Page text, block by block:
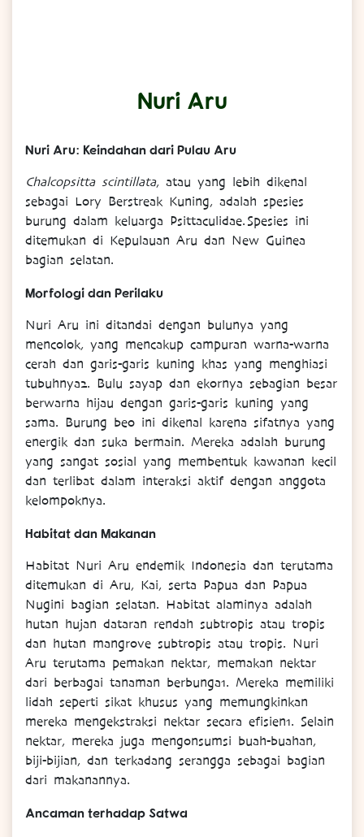
Nuri Aru
Nuri Aru: Keindahan dari Pulau Aru
Chalcopsitta scintillata, atau yang lebih dikenal
sebagai Lory Berstreak Kuning, adalah spesies
burung dalam keluarga Psittaculidae. Spesies ini
ditemukan di Kepulauan Aru dan New Guinea
bagian selatan.
Morfologi dan Perilaku
Nuri Aru ini ditandai dengan bulunya yang
mencolok, yang mencakup campuran warna-warna
cerah dan garis-garis kuning khas yang menghiasi
tubuhnya2. Bulu sayap dan ekornya sebagian besar
berwarna hijau dengan garis-garis kuning yang
sama. Burung beo ini dikenal karena sifatnya yang
energik dan suka bermain. Mereka adalah burung
yang sangat sosial yang membentuk kawanan kecil
dan terlibat dalam interaksi aktif dengan anggota
kelompoknya.
Habitat dan Makanan
Habitat Nuri Aru endemik Indonesia dan terutama
ditemukan di Aru, Kai, serta Papua dan Papua
Nugini bagian selatan. Habitat alaminya adalah
hutan hujan dataran rendah subtropis atau tropis
dan hutan mangrove subtropis atau tropis. Nuri
Aru terutama pemakan nektar, memakan nektar
dari berbagai tanaman berbunga1. Mereka memiliki
lidah seperti sikat khusus yang memungkinkan
mereka mengekstraksi nektar secara efisien1. Selain
nektar, mereka juga mengonsumsi buah-buahan,
biji-bijian, dan terkadang serangga sebagai bagian
dari makanannya.
Ancaman terhadap Satwa